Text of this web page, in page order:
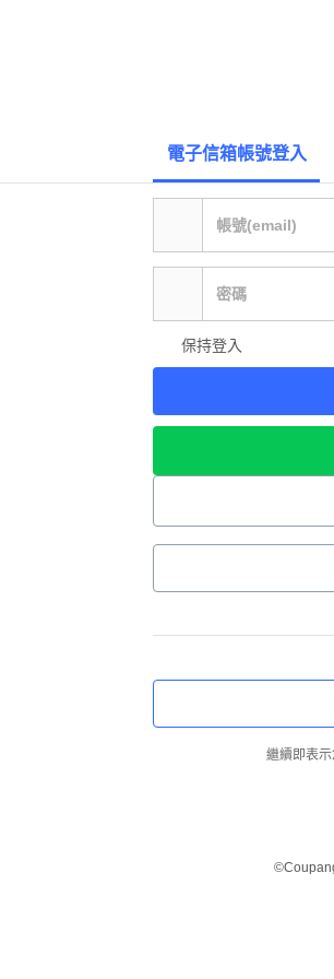
電子信箱帳號登入
保持登入
繼續即表